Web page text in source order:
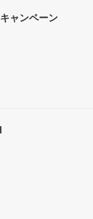
キャンペーン